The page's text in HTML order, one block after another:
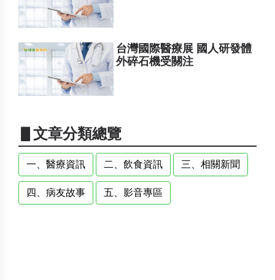
台灣國際醫療展 國人研發體
外碎石機受關注
▋文章分類總覽
一、醫療資訊 二、飲食資訊 三、相關新聞
四、病友故事 五、影音專區